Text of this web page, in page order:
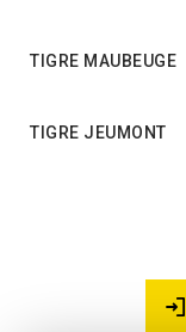
TIGRE MAUBEUGE
TIGRE JEUMONT